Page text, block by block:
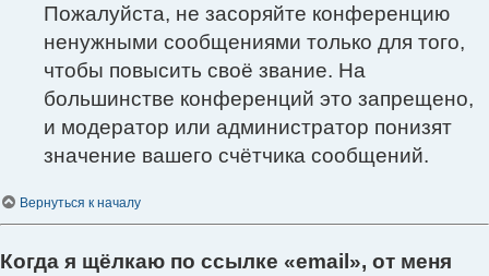
Пожалуйста, не засоряйте конференцию
ненужными сообщениями только для того,
чтобы повысить своё звание. На
большинстве конференций это запрещено,
и модератор или администратор понизят
значение вашего счётчика сообщений.
Вернуться к началу
Когда я щёлкаю по ссылке «email», от меня